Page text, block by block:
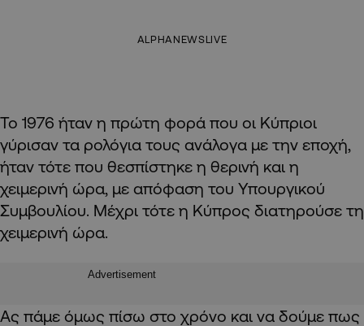
ALPHANEWSLIVE
Το 1976 ήταν η πρώτη φορά που οι Κύπριοι
γύρισαν τα ρολόγια τους ανάλογα με την εποχή,
ήταν τότε που θεσπίστηκε η θερινή και η
χειμερινή ώρα, με απόφαση του Υπουργικού
Συμβουλίου. Μέχρι τότε η Κύπρος διατηρούσε τη
χειμερινή ώρα.
Advertisement
Ας πάμε όμως πίσω στο χρόνο και να δούμε πως